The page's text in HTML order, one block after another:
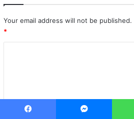
Your email address will not be published.
*